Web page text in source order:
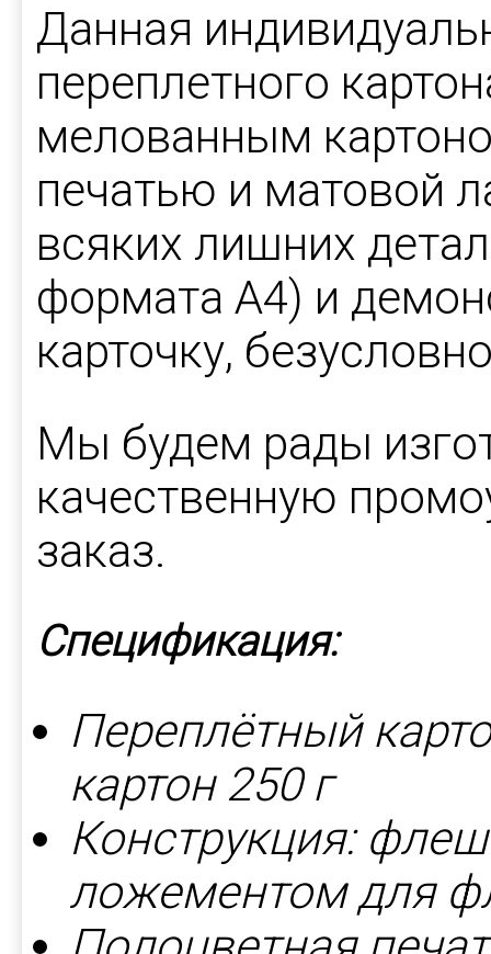
Данная
переплетного
мелованным
печатью и матовой
всяких лишних
формата А4) и
карточку,
Мы будем рады
качественную
заказ.
Спецификация:
Переплётный
картон 250 г
Конструкция:
ложементом для